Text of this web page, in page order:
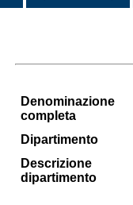
Denominazione
completa
Dipartimento
Descrizione
dipartimento